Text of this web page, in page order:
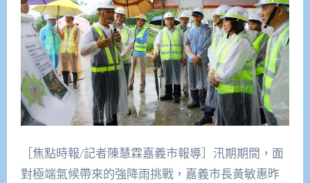
［焦點時報/記者陳慧霖嘉義市報導］汛期期間，面
對極端氣候帶來的強降雨挑戰，嘉義市長黃敏惠昨